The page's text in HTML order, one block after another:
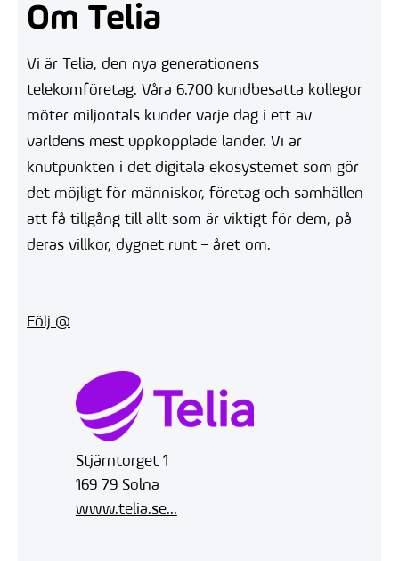
Om Telia
Vi är Telia, den nya generationens
telekomföretag. Våra 6.700 kundbesatta kollegor
möter miljontals kunder varje dag i ett av
världens mest uppkopplade länder. Vi är
knutpunkten i det digitala ekosystemet som gör
det möjligt för människor, företag och samhällen
att få tillgång till allt som är viktigt för dem, på
deras villkor, dygnet runt – året om.
Följ @
Stjärntorget 1
169 79 Solna
www.telia.se...